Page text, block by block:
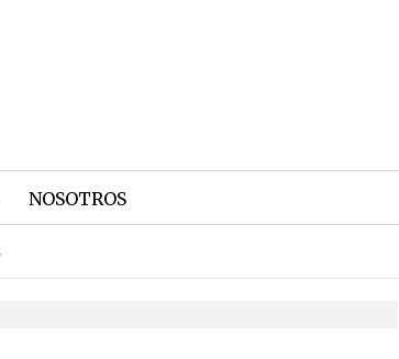
NOSOTROS